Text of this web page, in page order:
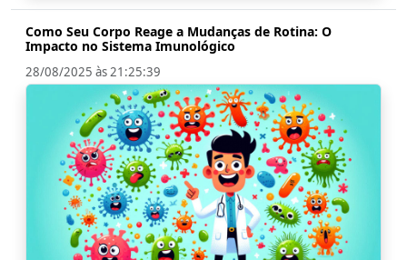
Como Seu Corpo Reage a Mudanças de Rotina: O
Impacto no Sistema Imunológico
28/08/2025 às 21:25:39